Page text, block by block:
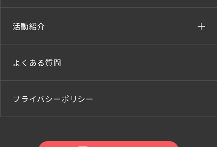
活動紹介
よくある質問
プライバシーポリシー